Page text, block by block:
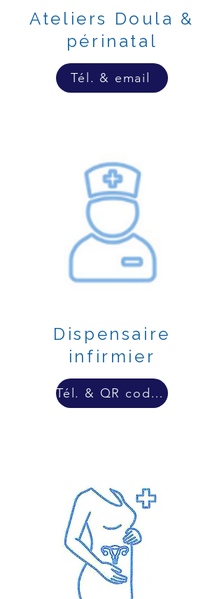
Ateliers Doula &
périnatal
Tél. & email
Dispensaire
infirmier
Tél. & QR code & lien externe